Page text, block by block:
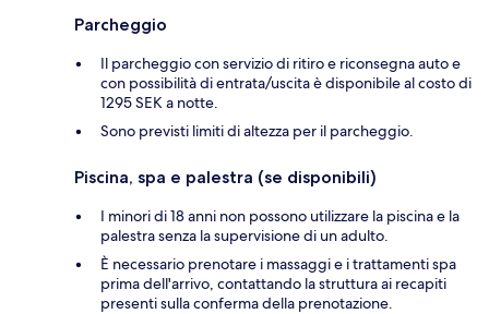
Parcheggio
Il parcheggio con servizio di ritiro e riconsegna auto e
con possibilità di entrata/uscita è disponibile al costo di
1295 SEK a notte.
Sono previsti limiti di altezza per il parcheggio.
Piscina, spa e palestra (se disponibili)
I minori di 18 anni non possono utilizzare la piscina e la
palestra senza la supervisione di un adulto.
È necessario prenotare i massaggi e i trattamenti spa
prima dell'arrivo, contattando la struttura ai recapiti
presenti sulla conferma della prenotazione.